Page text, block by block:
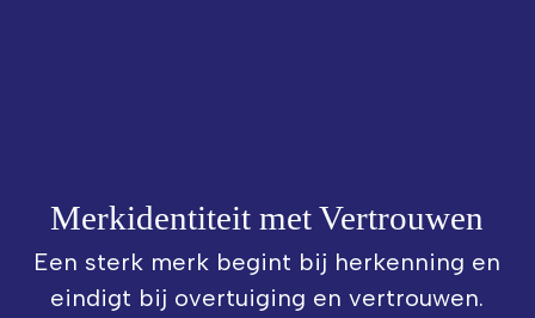
Merkidentiteit met Vertrouwen
Een sterk merk begint bij herkenning en
eindigt bij overtuiging en vertrouwen.